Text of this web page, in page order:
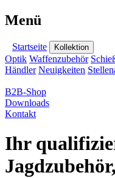
Menü
Startseite Kollektion
Optik Waffenzubehör
Händler Neuigkeiten
B2B-Shop
Downloads
Kontakt
Ihr